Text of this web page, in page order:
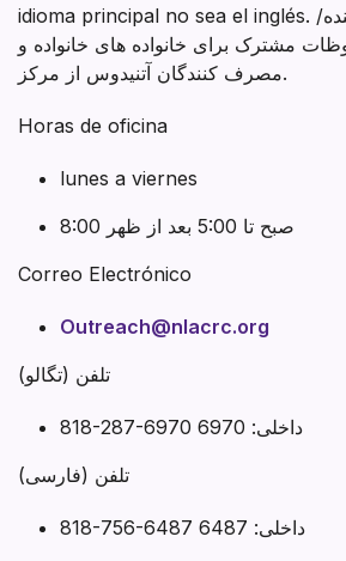
idioma principal no sea el inglés. خدمات ویژه ارائه دهنده/
مشترک برای خانواده های خانواده و
مصرف کنندگان آتنیدوس از مرکز.
Horas de oficina
lunes a viernes
Correo Electrónico
Outreach@nlacrc.org